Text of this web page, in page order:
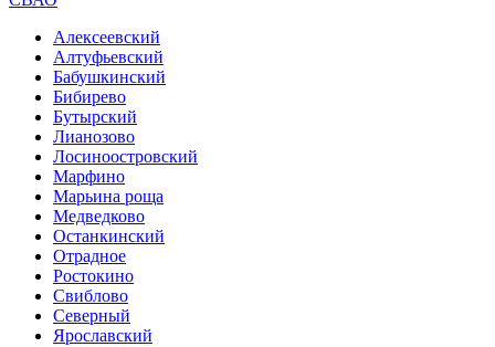
Алексеевский
Алтуфьевский
Бабушкинский
Бибирево
Бутырский
Лианозово
Лосиноостровский
Марфино
Марьина роща
Медведково
Останкинский
Отрадное
Ростокино
Свиблово
Северный
Ярославский